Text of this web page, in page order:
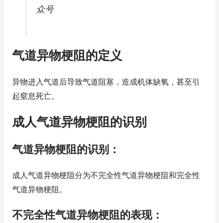
众号
气道异物梗阻的定义
异物进入气道后导致气道阻塞，造成机体缺氧，甚至引
起窒息死亡。
成人气道异物梗阻的识别
气道异物梗阻的识别：
成人气道异物梗阻分为不完全性气道异物梗阻和完全性
气道异物梗阻。
不完全性气道异物梗阻的表现：